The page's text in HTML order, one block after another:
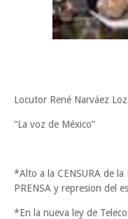
Locutor René Narváez
“La voz de México”
*Alto a la CENSURA de la
PRENSA y represion del
*En la nueva ley de